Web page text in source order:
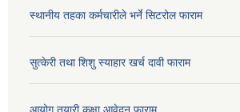
स्थानीय तहका कर्मचारीले भर्ने सिटरोल फाराम
सुत्केरी तथा शिशु स्याहार खर्च दावी फाराम